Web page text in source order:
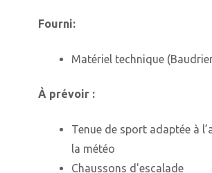
Fourni:
Matériel technique
À prévoir :
Tenue de sport adaptée à
la météo
Chaussons d'escalade